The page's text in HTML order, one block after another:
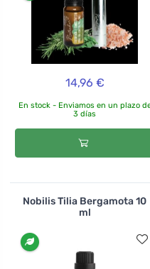
14,96 €
En stock - Enviamos en un plazo
3 días
Nobilis Tilia Bergamota 10
ml